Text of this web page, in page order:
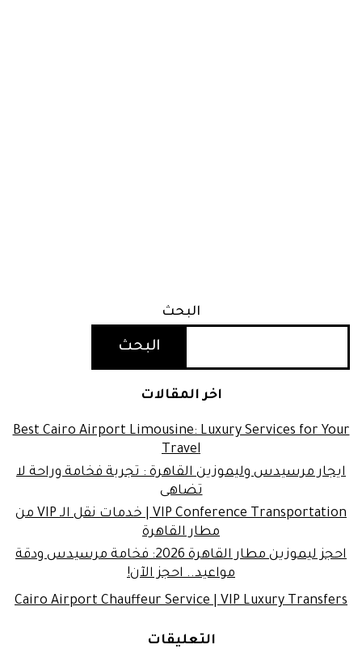
البحث
البحث
اخر المقالات
Best Cairo Airport Limousine: Luxury Services for Your
Travel
ايجار مرسيدس وليموزين القاهرة : تجربة فخامة وراحة لا
تضاهى
VIP Conference Transportation | خدمات نقل الـ VIP من
مطار القاهرة
احجز ليموزين مطار القاهرة 2026: فخامة مرسيدس ودقة
مواعيد.. احجز الآن!
Cairo Airport Chauffeur Service | VIP Luxury Transfers
التعليقات